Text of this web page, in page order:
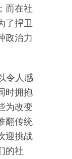
而在社
了捍卫
政治力
令人感
时拥抱
为改变
翻传统
迎挑战
的社